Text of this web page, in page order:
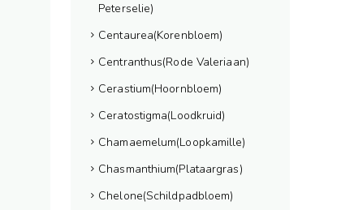
Peterselie)
Centaurea(Korenbloem)
Centranthus(Rode Valeriaan)
Cerastium(Hoornbloem)
Ceratostigma(Loodkruid)
Chamaemelum(Loopkamille)
Chasmanthium(Plataargras)
Chelone(Schildpadbloem)